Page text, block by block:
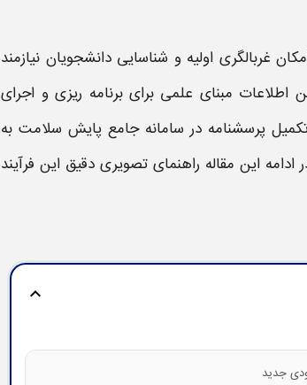
غربالگری اولیه و شناسایی دانشجویان نیازمند
مبنای علمی برای برنامه‌ ریزی و اجرای
پرسشنامه درسامانه جامع پایش سلامتبه
این مقاله راهنمای تصویری دقیق این فرآیند
expand_more